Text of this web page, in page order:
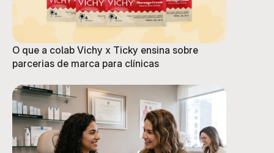
O que a colab Vichy x Ticky ensina sobre
parcerias de marca para clínicas